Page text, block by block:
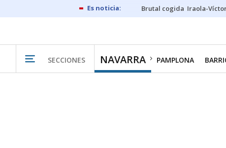
Brutal cogida Iraola-
SECCIONES NAVARRA PAMPLONA